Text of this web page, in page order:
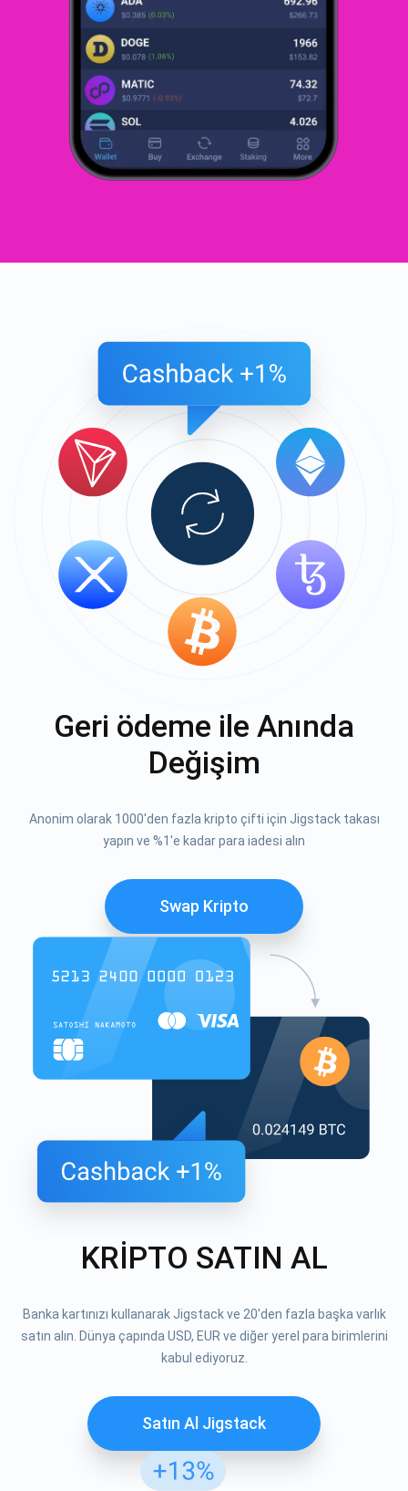
Geri ödeme ile Anında
Değişim
Anonim olarak 1000'den fazla kripto çifti için Jigstack takası
yapın ve %1'e kadar para iadesi alın
Swap Kripto
KRİPTO SATIN AL
Banka kartınızı kullanarak Jigstack ve 20'den fazla başka varlık
satın alın. Dünya çapında USD, EUR ve diğer yerel para birimlerini
kabul ediyoruz.
Satın Al Jigstack